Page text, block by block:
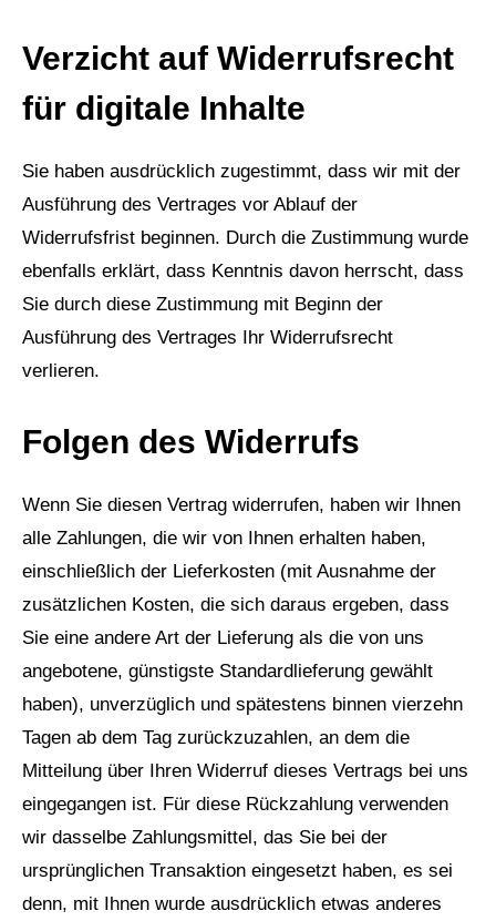
Verzicht auf Widerrufsrecht
für digitale Inhalte
Sie haben ausdrücklich zugestimmt, dass wir mit der
Ausführung des Vertrages vor Ablauf der
Widerrufsfrist beginnen. Durch die Zustimmung wurde
ebenfalls erklärt, dass Kenntnis davon herrscht, dass
Sie durch diese Zustimmung mit Beginn der
Ausführung des Vertrages Ihr Widerrufsrecht
verlieren.
Folgen des Widerrufs
Wenn Sie diesen Vertrag widerrufen, haben wir Ihnen
alle Zahlungen, die wir von Ihnen erhalten haben,
einschließlich der Lieferkosten (mit Ausnahme der
zusätzlichen Kosten, die sich daraus ergeben, dass
Sie eine andere Art der Lieferung als die von uns
angebotene, günstigste Standardlieferung gewählt
haben), unverzüglich und spätestens binnen vierzehn
Tagen ab dem Tag zurückzuzahlen, an dem die
Mitteilung über Ihren Widerruf dieses Vertrags bei uns
eingegangen ist. Für diese Rückzahlung verwenden
wir dasselbe Zahlungsmittel, das Sie bei der
ursprünglichen Transaktion eingesetzt haben, es sei
denn, mit Ihnen wurde ausdrücklich etwas anderes